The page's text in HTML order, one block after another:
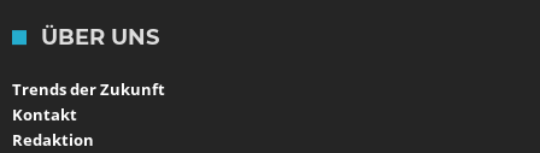
ÜBER UNS
Trends der Zukunft
Kontakt
Redaktion